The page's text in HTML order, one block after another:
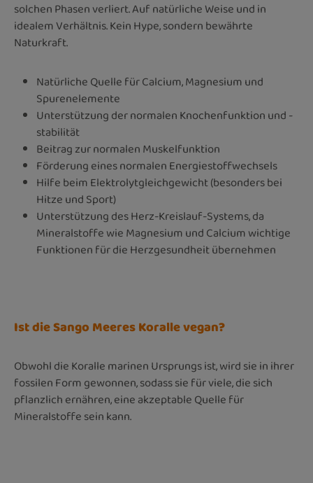
solchen Phasen verliert. Auf natürliche Weise und in
idealem Verhältnis. Kein Hype, sondern bewährte
Naturkraft.
Natürliche Quelle für Calcium, Magnesium und
Spurenelemente
Unterstützung der normalen Knochenfunktion und -
stabilität
Beitrag zur normalen Muskelfunktion
Förderung eines normalen Energiestoffwechsels
Hilfe beim Elektrolytgleichgewicht (besonders bei
Hitze und Sport)
Unterstützung des Herz-Kreislauf-Systems, da
Mineralstoffe wie Magnesium und Calcium wichtige
Funktionen für die Herzgesundheit übernehmen
Ist die Sango Meeres Koralle vegan?
Obwohl die Koralle marinen Ursprungs ist, wird sie in ihrer
fossilen Form gewonnen, sodass sie für viele, die sich
pflanzlich ernähren, eine akzeptable Quelle für
Mineralstoffe sein kann.